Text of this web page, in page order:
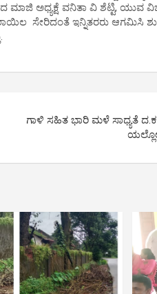
ಅಧ್ಯಕ್ಷೆ ವನಿತಾ ವಿ ಶೆಟ್ಟಿ, ಯುವ
ಲಾಯಿಲ ಸೇರಿದಂತೆ ಇನ್ನಿತರರು ಆಗಮಿಸಿ
ಗಾಳಿ ಸಹಿತ ಭಾರಿ ಮಳೆ ಸಾಧ್ಯತೆ